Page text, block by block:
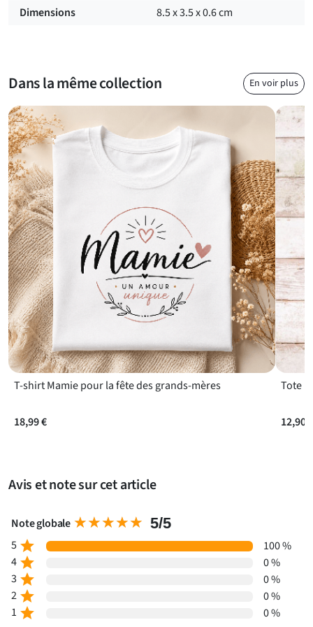
quotidienne avec le
tote bag personnalisé mamie
conçu pour durer dans le temps. Que ce soit pour ses clés ou
pour accessoiriser un sac, ce porte-clés est un compagnon
fidèle et fonctionnel pour votre mamie bien-aimée.
Pour un cadeau touchant, ce porte-clés mamie est
parfait
Ceporte-clés pour Mamie
est le cadeau parfait pour célébrer
une occasion spéciale comme un anniversaire, la fête des
grands-mères ou simplement pour faire plaisir. Avec son
design raffiné et son message plein de sens, il transmet tout
l’amour et la gratitude que vous ressentez pour votre grand-
mère. Ce
petit objet pratique et symboliquedeviendra un
souvenir précieux qu’elle pourra emporter partout avec elle.
Offrez à votre mamie une attention délicate et pleine
d’émotion qui lui fera chaud au cœur chaque jour.
Dimensions
8.5 x 3.5 x 0.6 cm
Dans la même collection En voir plus
T-shirt Mamie pour la fête des grands-mères
18,99 € 12,90 €
Avis et note sur cet article
Note globale ★★★★★
★★★★★ 5/5
5 star
100 %
4 star
0 %
3 star
0 %
2 star
0 %
1 star 0 %